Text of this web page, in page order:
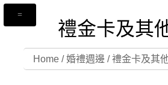
禮金卡及其
Home/婚禮週邊 /禮金卡及其